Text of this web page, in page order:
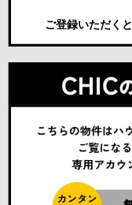
ご登録いただくと